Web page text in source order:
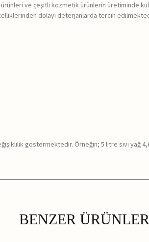
ve çeşitli kozmetik ürünlerin üretiminde
dolayı deterjanlarda tercih
göstermektedir. Örneğin; 5 litre sıvı
BENZER ÜRÜNLER